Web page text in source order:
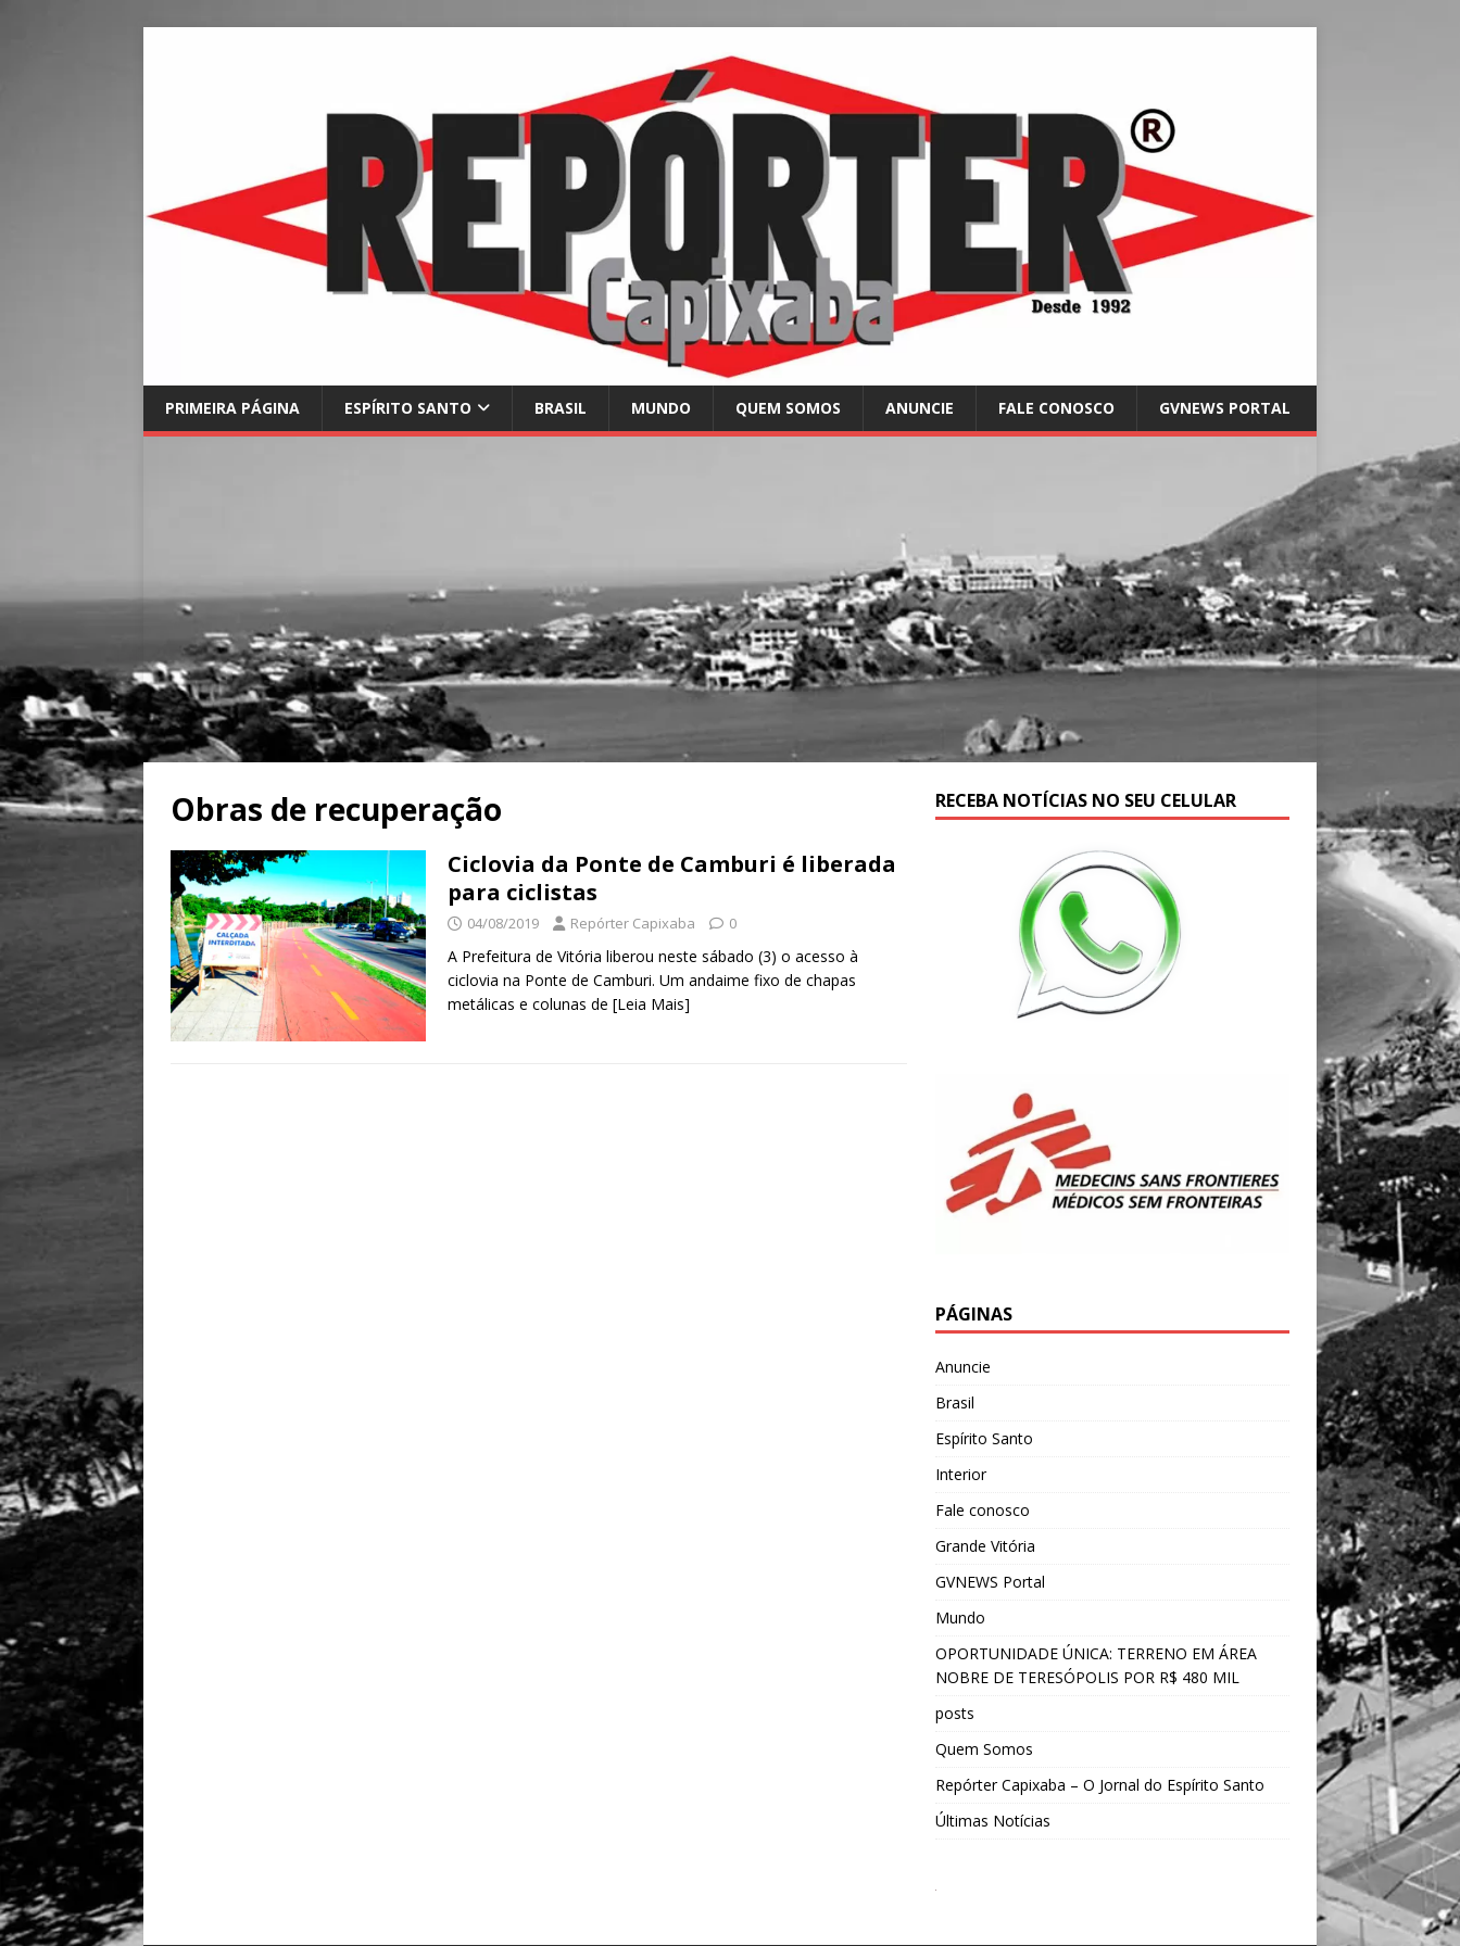
PRIMEIRA PÁGINA ESPÍRITO SANTO BRASIL MUNDO QUEM SOMOS ANUNCIE FALE CONOSCO GVNEWS PORTAL
Obras de recuperação
Ciclovia da Ponte de Camburi é liberada
para ciclistas
04/08/2019 Repórter Capixaba 0
A Prefeitura de Vitória liberou neste sábado (3) o acesso à
ciclovia na Ponte de Camburi. Um andaime fixo de chapas
metálicas e colunas de [Leia Mais]
RECEBA NOTÍCIAS NO SEU CELULAR
PÁGINAS
Anuncie
Brasil
Espírito Santo
Interior
Fale conosco
Grande Vitória
GVNEWS Portal
Mundo
OPORTUNIDADE ÚNICA: TERRENO EM ÁREA
NOBRE DE TERESÓPOLIS POR R$ 480 MIL
posts
Quem Somos
Repórter Capixaba – O Jornal do Espírito Santo
Últimas Notícias